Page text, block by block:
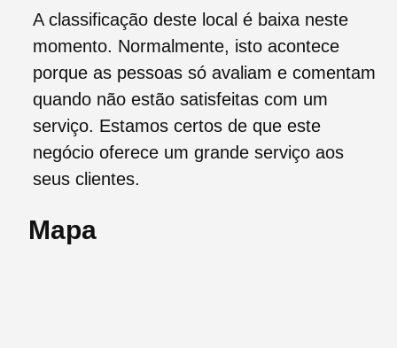
A classificação deste local é baixa neste
momento. Normalmente, isto acontece
porque as pessoas só avaliam e comentam
quando não estão satisfeitas com um
serviço. Estamos certos de que este
negócio oferece um grande serviço aos
seus clientes.
Mapa